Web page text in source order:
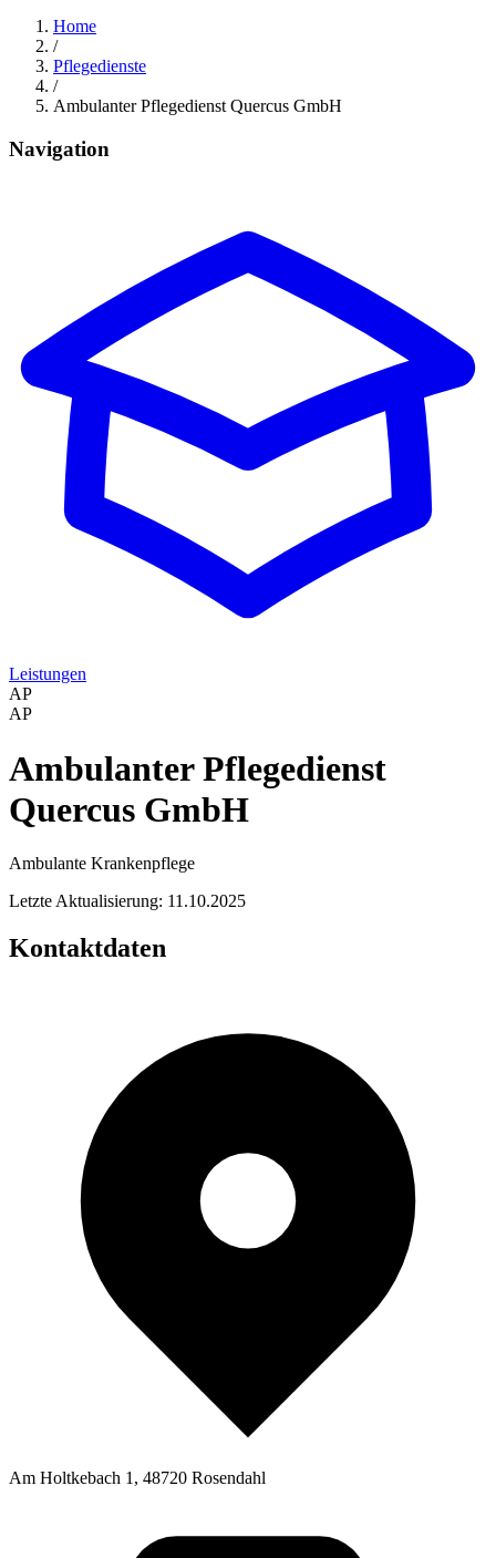
Home
/
Pflegedienste
/
Ambulanter Pflegedienst Quercus GmbH
Navigation
Leistungen
AP
AP
Ambulanter Pflegedienst
Quercus GmbH
Ambulante Krankenpflege
Letzte Aktualisierung: 11.10.2025
Kontaktdaten
Am Holtkebach 1, 48720 Rosendahl